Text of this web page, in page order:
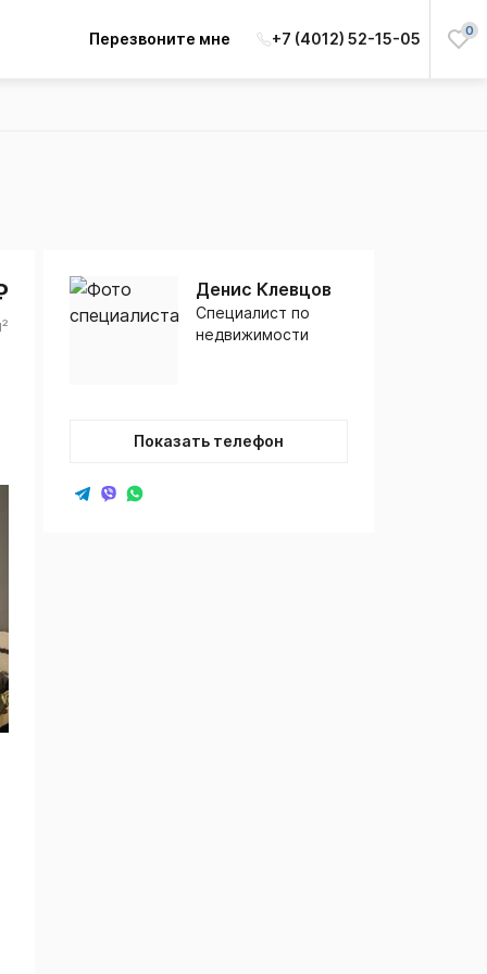
Перезвоните мне +7 (4012) 52-15-05 0
Денис Клевцов
Специалист по
недвижимости
Показать телефон